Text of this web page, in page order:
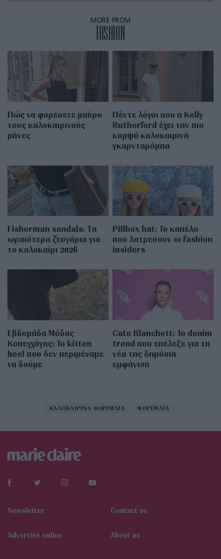
MORE FROM
FASHION
Πώς να φορέσετε μαύρο
τους καλοκαιρινούς
μήνες
Πέντε λόγοι που η Kelly
Rutherford έχει την πιο
κομψή καλοκαιρινή
γκαρνταρόμπα
Fisherman sandals: Tα
ωραιότερα ζευγάρια για
το καλοκαίρι 2026
Pillbox hat: Το καπέλο
που λατρεύουν οι fashion
insiders
Εβδομάδα Μόδας
Κοπεγχάγης: Το kitten
heel που δεν περιμέναμε
να δούμε
Cate Blanchett: Το denim
trend που επέλεξε για τη
νέα της δημόσια
εμφάνιση
ΚΑΛΟΚΑΙΡΙΝΑ ΦΟΡΕΜΑΤΑ ΦΟΡΕΜΑΤΑ
Newsletter Contact us
Αdvertise online About us